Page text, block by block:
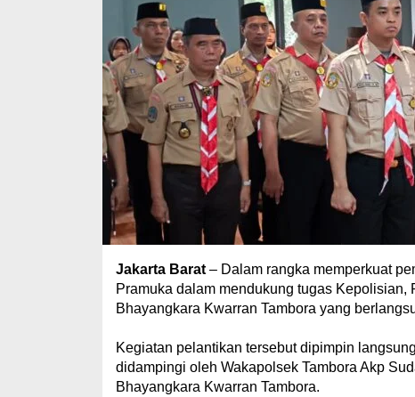
Jakarta Barat– Dalam rangka memperkuat
Pramuka dalam mendukung tugas
Bhayangkara Kwarran Tambora yang
Kegiatan pelantikan tersebut dipimpin
didampingi oleh Wakapolsek Tambora Akp
Bhayangkara Kwarran Tambora.